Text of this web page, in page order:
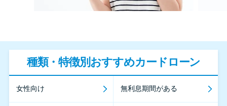
種類・特徴別おすすめカードローン
女性向け 無利息期間がある